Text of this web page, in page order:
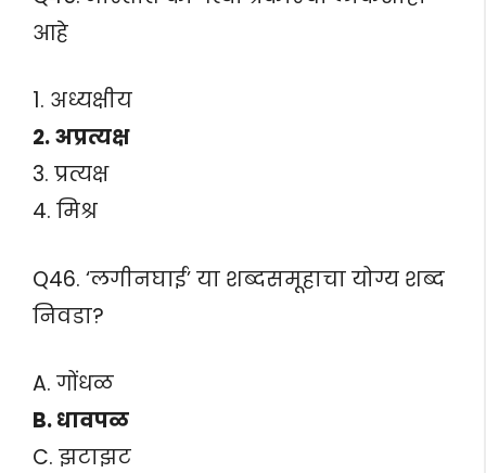
आहे
1. अध्यक्षीय
2. अप्रत्यक्ष
3. प्रत्यक्ष
4. मिश्र
Q46. ‘लगीनघाई’ या शब्दसमूहाचा योग्य शब्द
निवडा?
A. गोंधळ
B. धावपळ
C. झटाझट